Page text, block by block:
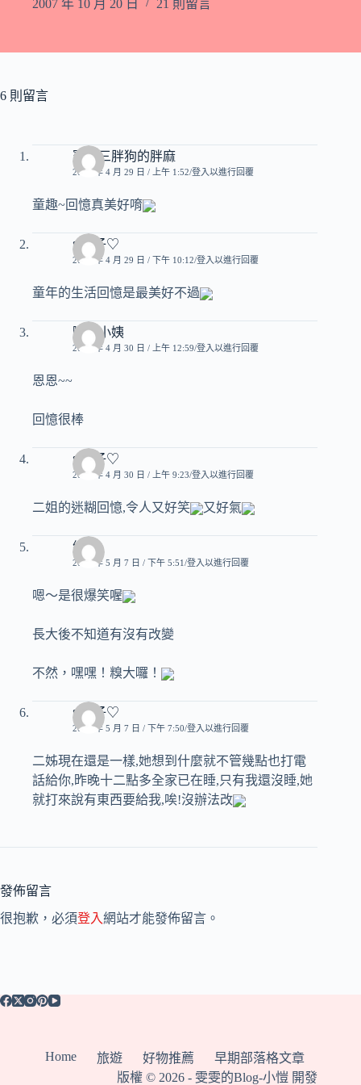
2007 年 10 月 20 日 21 則留言
6 則留言
寶貝三胖狗的胖麻
2007 年 4 月 29 日 / 上午 1:52 登入以進行回覆
童趣~回憶真美好唷
♥玟子♡
2007 年 4 月 29 日 / 下午 10:12 登入以進行回覆
童年的生活回憶是最美好不過
嘟嘟小姨
2007 年 4 月 30 日 / 上午 12:59 登入以進行回覆
恩恩~~
回憶很棒
♥玟子♡
2007 年 4 月 30 日 / 上午 9:23 登入以進行回覆
二姐的迷糊回憶,令人又好笑 又好氣
維尼
2007 年 5 月 7 日 / 下午 5:51 登入以進行回覆
嗯～是很爆笑喔
長大後不知道有沒有改變
不然，嘿嘿！糗大囉！
♥玟子♡
2007 年 5 月 7 日 / 下午 7:50 登入以進行回覆
二姊現在還是一樣,她想到什麼就不管幾點也打電
話給你,昨晚十二點多全家已在睡,只有我還沒睡,她
就打來說有東西要給我,唉!沒辦法改
發佈留言
很抱歉，必須登入網站才能發佈留言。
Home 旅遊 好物推薦
早期部落格文章
版權 © 2026 - 雯雯的Blog-小愷 開發